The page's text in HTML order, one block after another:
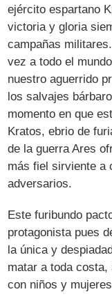
ejército espartano
victoria y gloria
campañas
vez a todo el
nuestro aguerrido
los salvajes
momento en que
Kratos, ebrio de
de la guerra Ares
más fiel sirviente a
adversarios.
Este furibundo
protagonista pues
la única y
matar a toda
con niños y